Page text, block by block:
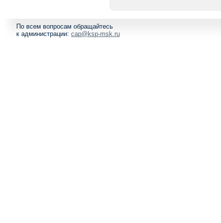
По всем вопросам обращайтесь
к администрации: cap@ksp-msk.ru